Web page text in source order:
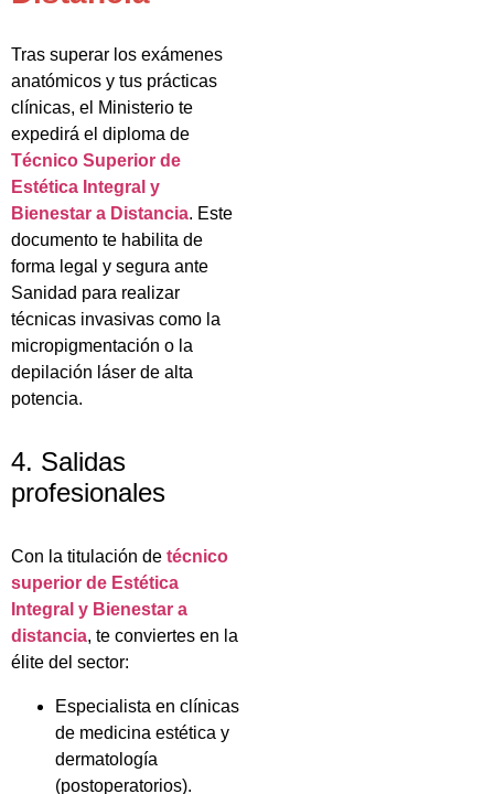
Tras superar los exámenes
anatómicos y tus prácticas
clínicas, el Ministerio te
expedirá el diploma de
Técnico Superior de
Estética Integral y
Bienestar a Distancia. Este
documento te habilita de
forma legal y segura ante
Sanidad para realizar
técnicas invasivas como la
micropigmentación o la
depilación láser de alta
potencia.
4. Salidas
profesionales
Con la titulación de técnico
superior de Estética
Integral y Bienestar a
distancia, te conviertes en la
élite del sector:
Especialista en clínicas
de medicina estética y
dermatología
(postoperatorios).